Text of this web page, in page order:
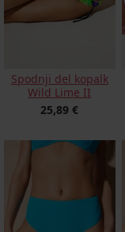
Spodnji del kopalk
Wild Lime II
25,89 €